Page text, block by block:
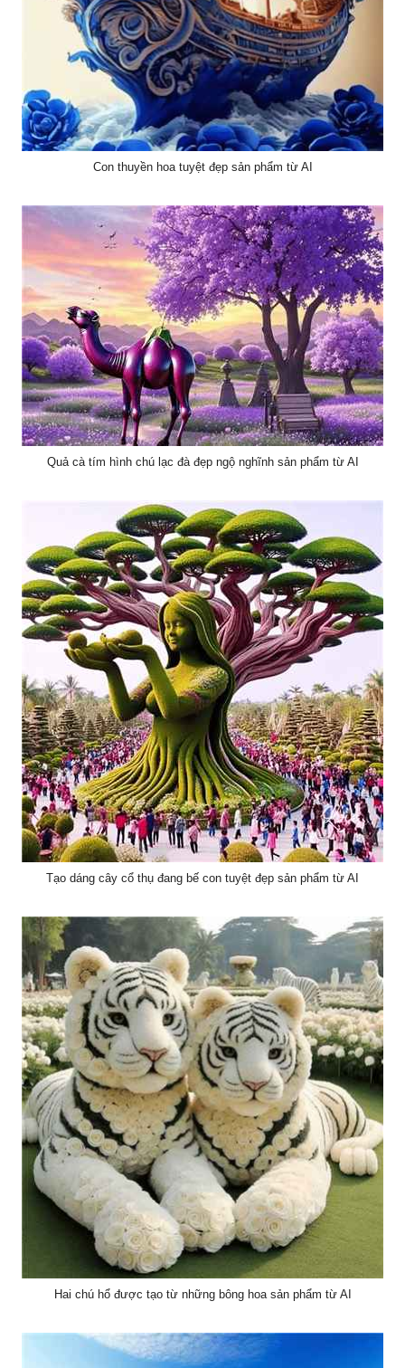
Con thuyền hoa tuyệt đẹp sản phẩm từ AI
Quả cà tím hình chú lạc đà đẹp ngộ nghĩnh sản phẩm từ AI
Tạo dáng cây cổ thụ đang bế con tuyệt đẹp sản phẩm từ AI
Hai chú hổ được tạo từ những bông hoa sản phẩm từ AI